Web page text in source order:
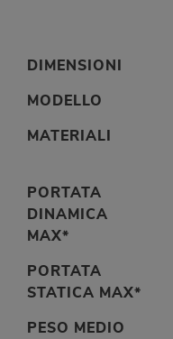
DIMENSIONI
MODELLO
MATERIALI
PORTATA
DINAMICA
MAX*
PORTATA
STATICA MAX*
PESO MEDIO